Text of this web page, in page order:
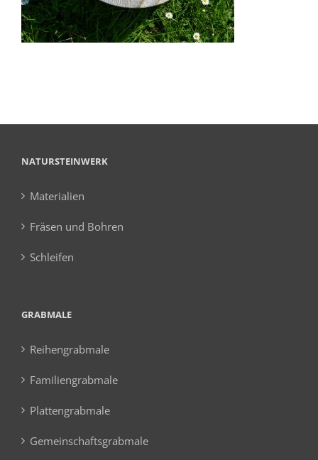
NATURSTEINWERK
Materialien
Fräsen und Bohren
Schleifen
GRABMALE
Reihengrabmale
Familiengrabmale
Plattengrabmale
Gemeinschaftsgrabmale